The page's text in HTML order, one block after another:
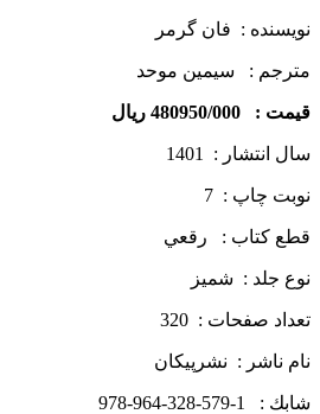
نويسنده : فان گرمر
مترجم : سیمین موحد
قيمت : 480950/000 ريال
سال انتشار : 1401
نوبت چاپ : 7
قطع كتاب : رقعي
نوع جلد : شميز
تعداد صفحات : 320
نام ناشر : نشرپيكان
شابك : 1-579-328-964-978